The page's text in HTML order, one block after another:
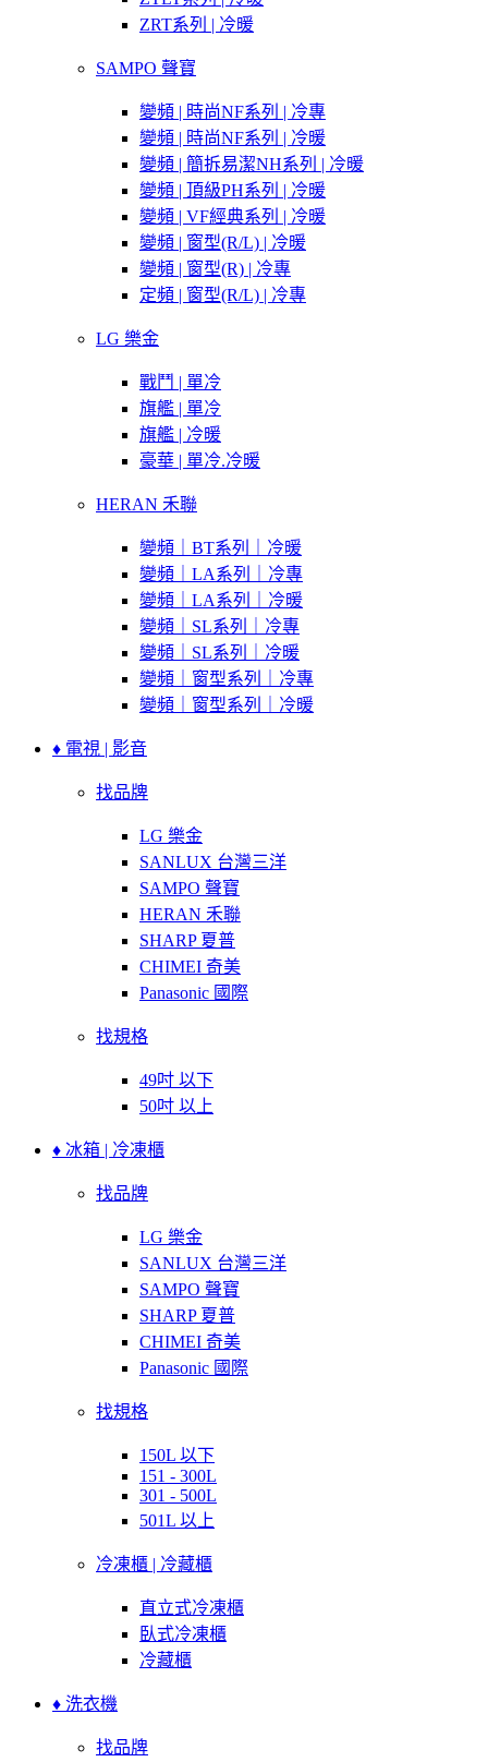
ZRT系列 | 冷暖
SAMPO 聲寶
變頻 | 時尚NF系列 | 冷專
變頻 | 時尚NF系列 | 冷暖
變頻 | 簡拆易潔NH系列 | 冷暖
變頻 | 頂級PH系列 | 冷暖
變頻 | VF經典系列 | 冷暖
變頻 | 窗型(R/L) | 冷暖
變頻 | 窗型(R) | 冷專
定頻 | 窗型(R/L) | 冷專
LG 樂金
戰鬥 | 單冷
旗艦 | 單冷
旗艦 | 冷暖
豪華 | 單冷.冷暖
HERAN 禾聯
變頻｜BT系列｜冷暖
變頻｜LA系列｜冷專
變頻｜LA系列｜冷暖
變頻｜SL系列｜冷專
變頻｜SL系列｜冷暖
變頻｜窗型系列｜冷專
變頻｜窗型系列｜冷暖
♦ 電視 | 影音
找品牌
LG 樂金
SANLUX 台灣三洋
SAMPO 聲寶
HERAN 禾聯
SHARP 夏普
CHIMEI 奇美
Panasonic 國際
找規格
49吋 以下
50吋 以上
♦ 冰箱 | 冷凍櫃
找品牌
LG 樂金
SANLUX 台灣三洋
SAMPO 聲寶
SHARP 夏普
CHIMEI 奇美
Panasonic 國際
找規格
150L 以下
151 - 300L
301 - 500L
501L 以上
冷凍櫃 | 冷藏櫃
直立式冷凍櫃
臥式冷凍櫃
冷藏櫃
♦ 洗衣機
找品牌